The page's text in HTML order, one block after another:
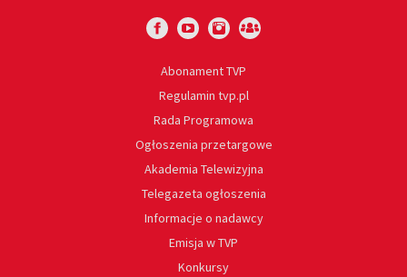
Abonament TVP
Regulamin tvp.pl
Rada Programowa
Ogłoszenia przetargowe
Akademia Telewizyjna
Telegazeta ogłoszenia
Informacje o nadawcy
Emisja w TVP
Konkursy